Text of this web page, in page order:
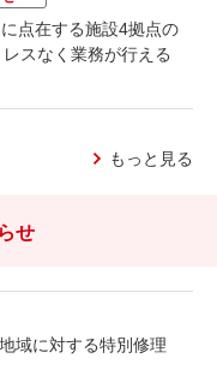
点在する施設4拠点の
スなく業務が行える
もっと見る
せ
域に対する特別修理